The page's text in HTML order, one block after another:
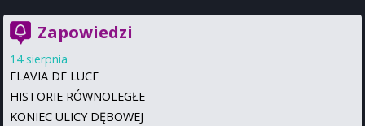
Zapowiedzi
14 sierpnia
FLAVIA DE LUCE
HISTORIE RÓWNOLEGŁE
KONIEC ULICY DĘBOWEJ